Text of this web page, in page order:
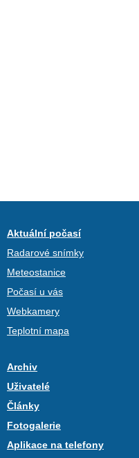
Aktuální počasí
Radarové snímky
Meteostanice
Počasí u vás
Webkamery
Teplotní mapa
Archiv
Uživatelé
Články
Fotogalerie
Aplikace na telefony